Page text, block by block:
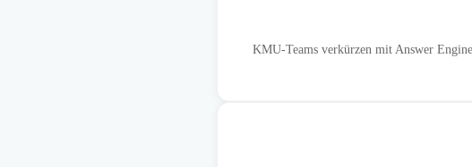
KMU-Teams verkürzen mit Answer